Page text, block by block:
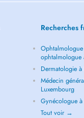
Recherches
ophtalmologue
Dermatologie
Médecin
Luxembourg
Gynécologue
Tout voir →